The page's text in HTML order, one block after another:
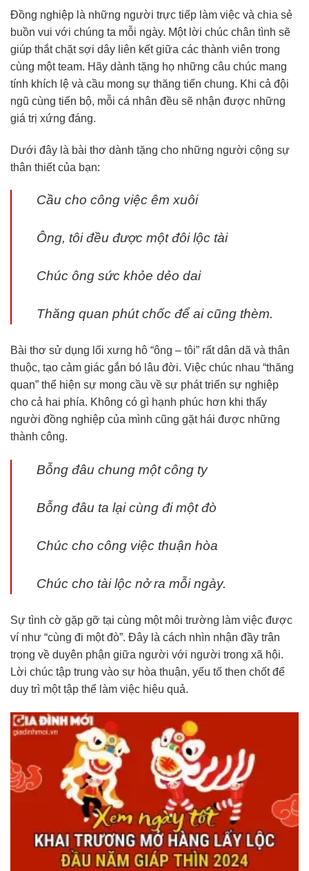
Đồng nghiệp là những người trực tiếp làm việc và chia sẻ
buồn vui với chúng ta mỗi ngày. Một lời chúc chân tình sẽ
giúp thắt chặt sợi dây liên kết giữa các thành viên trong
cùng một team. Hãy dành tặng họ những câu chúc mang
tính khích lệ và cầu mong sự thăng tiến chung. Khi cả đội
ngũ cùng tiến bộ, mỗi cá nhân đều sẽ nhận được những
giá trị xứng đáng.
Dưới đây là bài thơ dành tặng cho những người cộng sự
thân thiết của bạn:
Cầu cho công việc êm xuôi
Ông, tôi đều được một đôi lộc tài
Chúc ông sức khỏe dẻo dai
Thăng quan phút chốc để ai cũng thèm.
Bài thơ sử dụng lối xưng hô “ông – tôi” rất dân dã và thân
thuộc, tạo cảm giác gắn bó lâu đời. Việc chúc nhau “thăng
quan” thể hiện sự mong cầu về sự phát triển sự nghiệp
cho cả hai phía. Không có gì hạnh phúc hơn khi thấy
người đồng nghiệp của mình cũng gặt hái được những
thành công.
Bỗng đâu chung một công ty
Bỗng đâu ta lại cùng đi một đò
Chúc cho công việc thuận hòa
Chúc cho tài lộc nở ra mỗi ngày.
Sự tình cờ gặp gỡ tại cùng một môi trường làm việc được
ví như “cùng đi một đò”. Đây là cách nhìn nhận đầy trân
trọng về duyên phận giữa người với người trong xã hội.
Lời chúc tập trung vào sự hòa thuận, yếu tố then chốt để
duy trì một tập thể làm việc hiệu quả.